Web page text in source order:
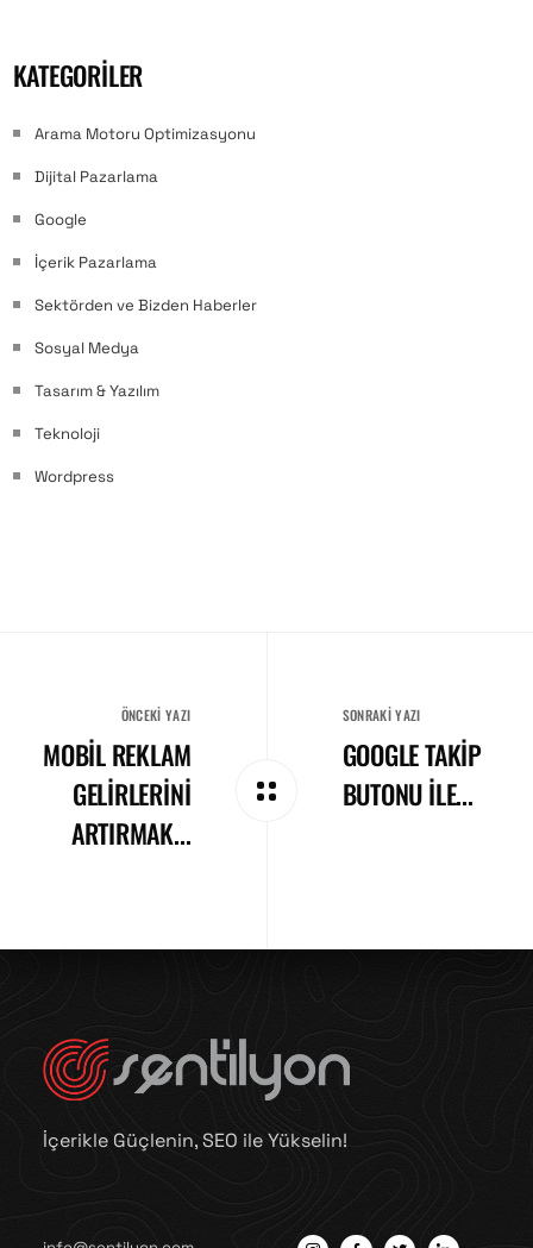
KATEGORILER
Arama Motoru Optimizasyonu
Dijital Pazarlama
Google
İçerik Pazarlama
Sektörden ve Bizden Haberler
Sosyal Medya
Tasarım & Yazılım
Teknoloji
Wordpress
ÖNCEKI YAZI
MOBIL REKLAM
GELIRLERINI
ARTIRMAK...
SONRAKI YAZI
GOOGLE TAKIP
BUTONU ILE...
İçerikle Güçlenin, SEO ile Yükselin!